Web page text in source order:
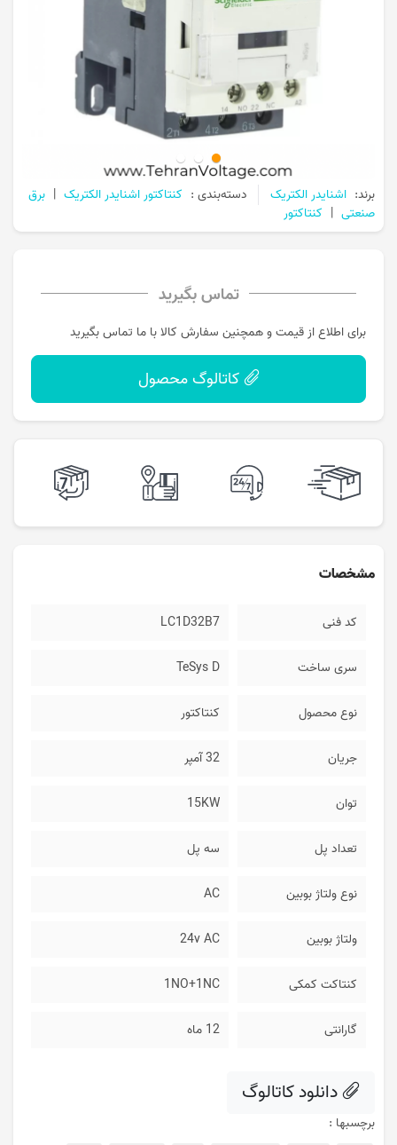
برند: اشنایدر الکتریک دسته‌بندی : کنتاکتور اشنایدر الکتریک | برق
صنعتی | کنتاکتور
تماس بگیرید
برای اطلاع از قیمت و همچنین سفارش کالا با ما تماس بگیرید
کاتالوگ محصول
مشخصات
کد فنی LC1D32B7
سری ساخت TeSys D
نوع محصول کنتاکتور
جریان 32 آمپر
توان 15KW
تعداد پل سه پل
نوع ولتاژ بوبین AC
ولتاژ بوبین 24v AC
کنتاکت کمکی 1NO+1NC
گارانتی 12 ماه
دانلود کاتالوگ
برچسبها :